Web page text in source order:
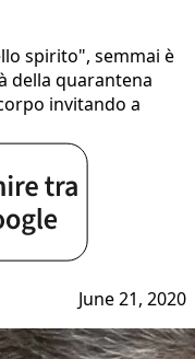
spirito", semmai è
della quarantena
invitando a
June 21, 2020